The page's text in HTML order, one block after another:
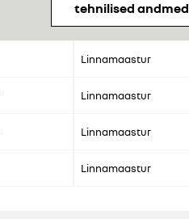
tehnilised andmed
Linnamaastur
Linnamaastur
Linnamaastur
Linnamaastur